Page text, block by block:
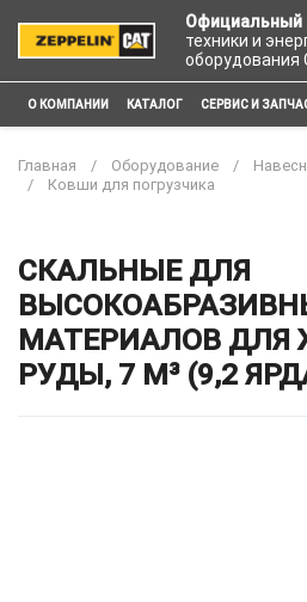
Официальный
техники и
оборудования
О КОМПАНИИ КАТАЛОГ СЕРВИС И
Главная Оборудование
Ковши для погрузчика
СКАЛЬНЫЕ ДЛЯ
МАТЕРИАЛОВ ДЛЯ
РУДЫ, 7 М³ (9,2